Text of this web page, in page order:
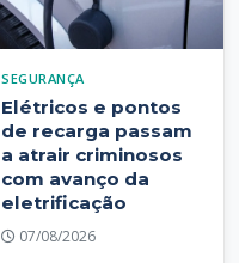
SEGURANÇA
Elétricos e pontos
de recarga passam
a atrair criminosos
com avanço da
eletrificação
07/08/2026